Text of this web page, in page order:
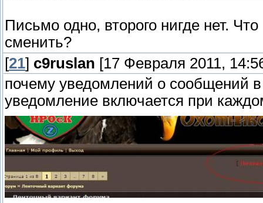
Письмо одно, второго нигде нет.
сменить?
[21] c9ruslan [17 Февраля 2011,
почему уведомлений о сообщений в
уведомление включается при